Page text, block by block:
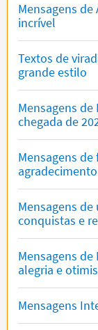
Mensagens
incrível
Textos de
grande estilo
Mensagens
chegada de
Mensagens
Mensagens
conquistas e
Mensagens
alegria e
Mensagens